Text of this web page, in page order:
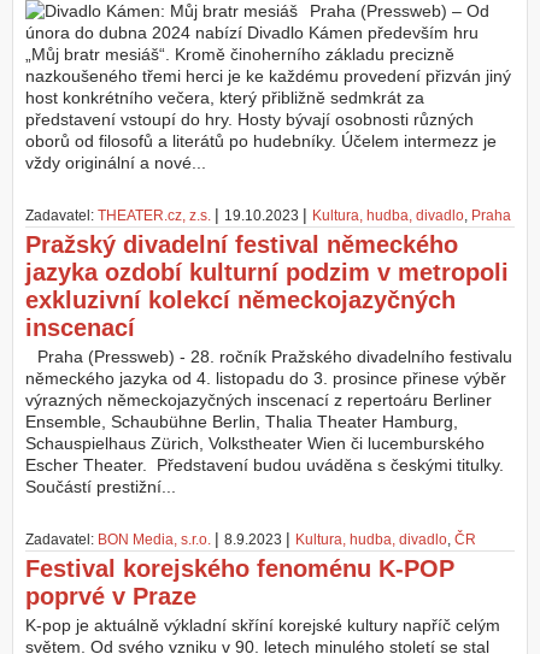
Praha (Pressweb) – Od
února do dubna 2024 nabízí Divadlo Kámen především hru
„Můj bratr mesiáš“. Kromě činoherního základu precizně
nazkoušeného třemi herci je ke každému provedení přizván jiný
host konkrétního večera, který přibližně sedmkrát za
představení vstoupí do hry. Hosty bývají osobnosti různých
oborů od filosofů a literátů po hudebníky. Účelem intermezz je
vždy originální a nové...
Zadavatel: THEATER.cz, z.s. | 19.10.2023 | Kultura, hudba, divadlo, Praha
Pražský divadelní festival německého
jazyka ozdobí kulturní podzim v metropoli
exkluzivní kolekcí německojazyčných
inscenací
Praha (Pressweb) - 28. ročník Pražského divadelního festivalu
německého jazyka od 4. listopadu do 3. prosince přinese výběr
výrazných německojazyčných inscenací z repertoáru Berliner
Ensemble, Schaubühne Berlin, Thalia Theater Hamburg,
Schauspielhaus Zürich, Volkstheater Wien či lucemburského
Escher Theater. Představení budou uváděna s českými titulky.
Součástí prestižní...
Zadavatel: BON Media, s.r.o. | 8.9.2023 | Kultura, hudba, divadlo, ČR
Festival korejského fenoménu K-POP
poprvé v Praze
K-pop je aktuálně výkladní skříní korejské kultury napříč celým
světem. Od svého vzniku v 90. letech minulého století se stal